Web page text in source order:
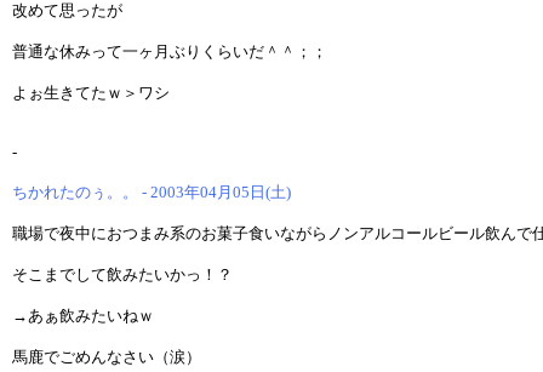
改めて思ったが
普通な休みって一ヶ月ぶりくらいだ＾＾；；
よぉ生きてたｗ＞ワシ
-
ちかれたのぅ。。 - 2003年04月05日(土)
職場で夜中におつまみ系のお菓子食いながらノンアルコールビール飲んで
そこまでして飲みたいかっ！？
→あぁ飲みたいねｗ
馬鹿でごめんなさい（涙）